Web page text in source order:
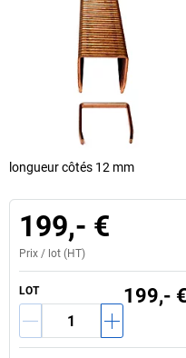
longueur côtés 12 mm
199,- €
Prix / lot (HT)
LOT 199,- €